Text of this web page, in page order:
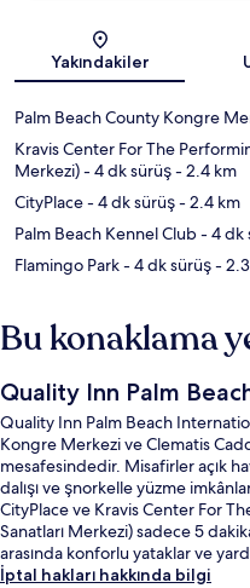
Yakındakiler
Palm Beach County Kongre
Kravis Center For The
Merkezi)- 4 dk sürüş- 2.4 km
CityPlace- 4 dk sürüş- 2.4 km
Palm Beach Kennel Club- 4 dk
Flamingo Park- 4 dk sürüş-
Bu konaklama
Quality Inn Palm
Quality Inn Palm Beach
Kongre Merkezi ve Clematis
mesafesindedir. Misafirler açık
dalışı ve şnorkelle yüzme
CityPlace ve Kravis Center For
Sanatları Merkezi) sadece 5
arasında konforlu yataklar ve
İptal hakları hakkında bilgi